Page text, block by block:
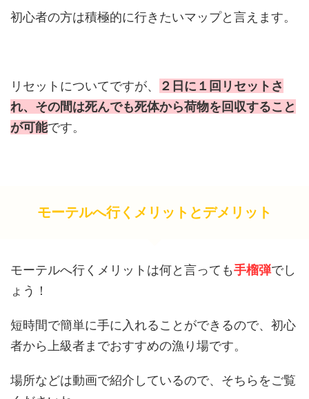
初心者の方は積極的に行きたいマップと言えます。
リセットについてですが、
２日に１回リセットさ
れ、その間は死んでも死体から荷物を回収すること
が可能です。
モーテルへ行くメリットとデメリット
モーテルへ行くメリットは何と言っても手榴弾でし
ょう！
短時間で簡単に手に入れることができるので、初心
者から上級者までおすすめの漁り場です。
場所などは動画で紹介しているので、そちらをご覧